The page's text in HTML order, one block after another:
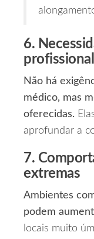
6.
profissional
Não há
médico, mas
oferecidas.
aprofundar a
7.
extremas
Ambientes
podem
locais muito